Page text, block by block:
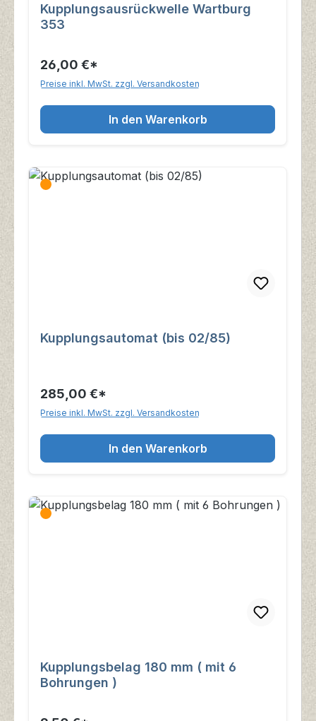
Kupplungsausrückwelle Wartburg
353
26,00 €*
Preise inkl. MwSt. zzgl. Versandkosten
In den Warenkorb
Kupplungsautomat (bis 02/85)
285,00 €*
Preise inkl. MwSt. zzgl. Versandkosten
In den Warenkorb
Kupplungsbelag 180 mm ( mit 6
Bohrungen )